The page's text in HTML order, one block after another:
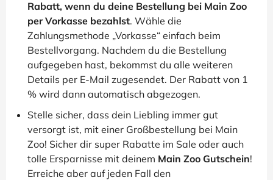
Rabatt, wenn du deine Bestellung bei Main Zoo
per Vorkasse bezahlst. Wähle die
Zahlungsmethode „Vorkasse“ einfach beim
Bestellvorgang. Nachdem du die Bestellung
aufgegeben hast, bekommst du alle weiteren
Details per E-Mail zugesendet. Der Rabatt von 1
% wird dann automatisch abgezogen.
Stelle sicher, dass dein Liebling immer gut
versorgt ist, mit einer Großbestellung bei Main
Zoo! Sicher dir super Rabatte im Sale oder auch
tolle Ersparnisse mit deinem Main Zoo Gutschein!
Erreiche aber auf jeden Fall den